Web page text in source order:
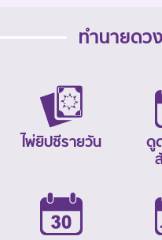
ทำนายดว
ไพ่ยิปซีรายวัน
ดู